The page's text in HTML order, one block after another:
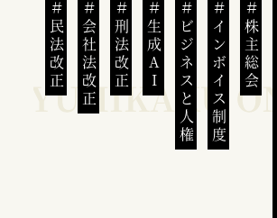
民法改正 会社法改正 刑法改正 生成AI ビジネスと人権インボイス制度 株主総会